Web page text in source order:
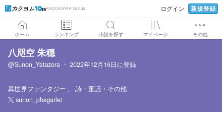
KADOKAWA Group ログイン 新規登録
ホーム ランキング 小説を探す マイページ その他
八咫空 朱穏
@Sunon_Yatazora 2022年12月16日に登録
異世界ファンタジー
詩・童話・その他
sunon_phagarlet